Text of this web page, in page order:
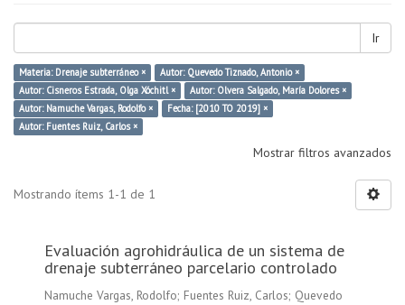
Ir
Materia: Drenaje subterráneo ×
Autor: Quevedo Tiznado, Antonio ×
Autor: Cisneros Estrada, Olga Xóchitl ×
Autor: Olvera Salgado, María Dolores ×
Autor: Namuche Vargas, Rodolfo ×
Fecha: [2010 TO 2019] ×
Autor: Fuentes Ruiz, Carlos ×
Mostrar filtros avanzados
Mostrando ítems 1-1 de 1
Evaluación agrohidráulica de un sistema de
drenaje subterráneo parcelario controlado
Namuche Vargas, Rodolfo; Fuentes Ruiz, Carlos; Quevedo